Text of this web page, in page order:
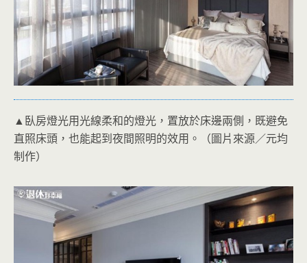
▲臥房燈光用光線柔和的燈光，置放於床邊兩側，既避免
直照床頭，也能起到夜間照明的效用。（圖片來源／元均
制作）